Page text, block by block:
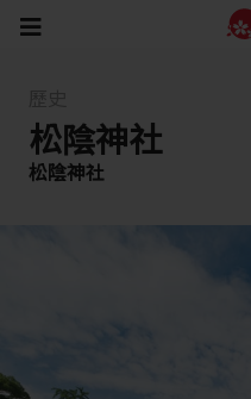
松陰神社
松陰神社